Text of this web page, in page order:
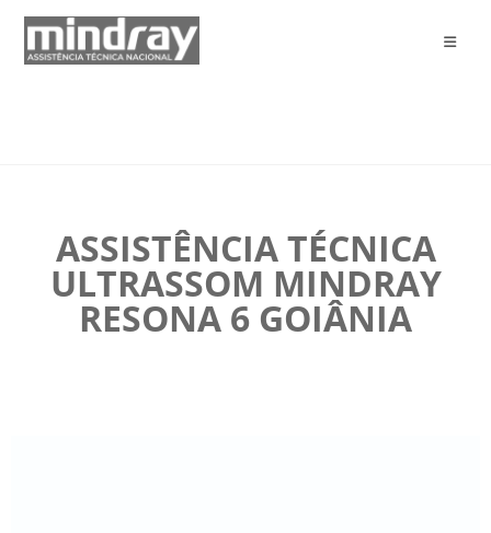
ASSISTÊNCIA TÉCNICA
ULTRASSOM MINDRAY
RESONA 6 GOIÂNIA